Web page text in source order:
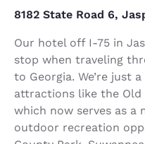
8182 State Road 6,
Our hotel off I-75 in
stop when traveling
to Georgia. We’re just
attractions like the
which now serves as a
outdoor recreation